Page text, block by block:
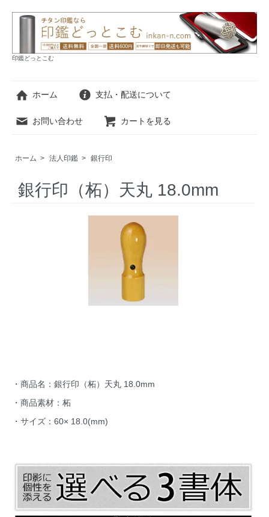
印鑑どっとこむ
ホーム 支払・配送について
お問い合わせ カートを見る
ホーム > 法人印鑑 > 銀行印
銀行印（柘）天丸 18.0mm
・商品名：銀行印（柘）天丸 18.0mm
・商品素材：柘
・サイズ：60× 18.0(mm)